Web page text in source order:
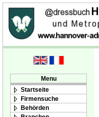
Menu
Startseite
Firmensuche
Behörden